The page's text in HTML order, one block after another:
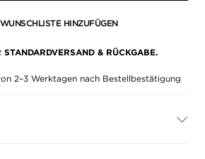
HINZUFÜGEN
STANDARDVERSAND & RÜCKGABE.
2–3 Werktagen nach Bestellbestätigung